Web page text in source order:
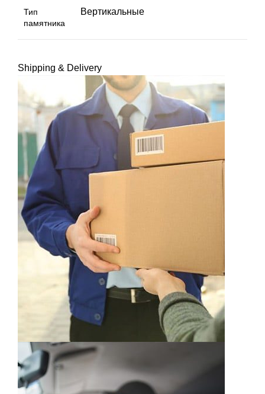
Тип
памятника
Вертикальные
Shipping & Delivery